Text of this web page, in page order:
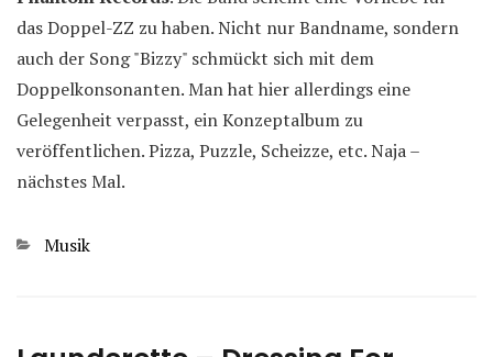
das Doppel-ZZ zu haben. Nicht nur Bandname, sondern
auch der Song "Bizzy" schmückt sich mit dem
Doppelkonsonanten. Man hat hier allerdings eine
Gelegenheit verpasst, ein Konzeptalbum zu
veröffentlichen. Pizza, Puzzle, Scheizze, etc. Naja –
nächstes Mal.
Kategorien
Musik